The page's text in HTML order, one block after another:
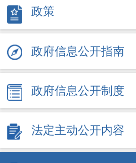
政策
政府信息公开指南
政府信息公开制度
法定主动公开内容